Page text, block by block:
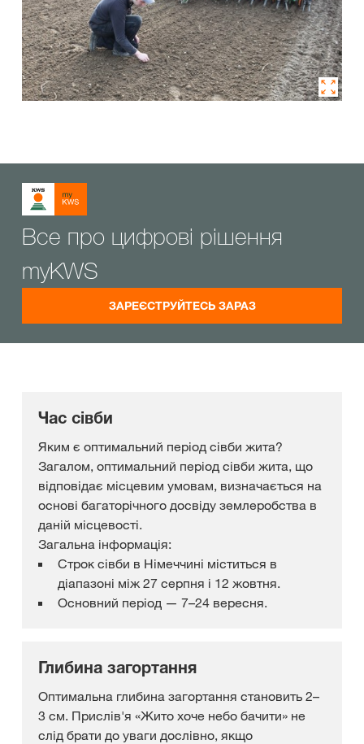
Все про цифрові рішення
myKWS
ЗАРЕЄСТРУЙТЕСЬ ЗАРАЗ
Час сівби
Яким є оптимальний період сівби жита?
Загалом, оптимальний період сівби жита, що
відповідає місцевим умовам, визначається на
основі багаторічного досвіду землеробства в
даній місцевості.
Загальна інформація:
Строк сівби в Німеччині міститься в
діапазоні між 27 серпня і 12 жовтня.
Основний період — 7–24 вересня.
Глибина загортання
Оптимальна глибина загортання становить 2–
3 см. Прислів'я «Жито хоче небо бачити» не
слід брати до уваги дослівно, якщо